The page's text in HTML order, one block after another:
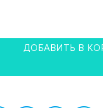
ДОБАВИТЬ В